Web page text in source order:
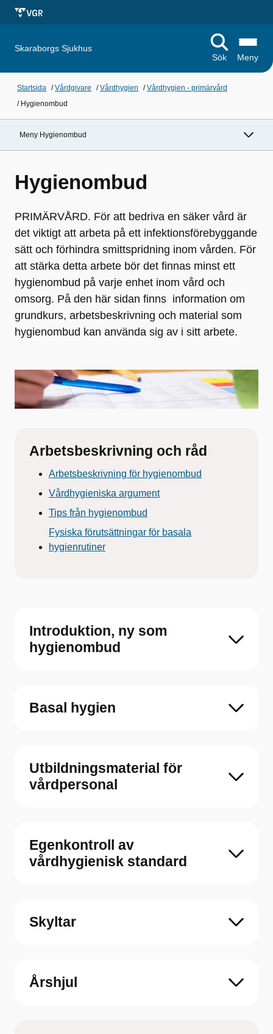
Skaraborgs Sjukhus
Sök
Meny
Startsida /Vårdgivare /Vårdhygien /Vårdhygien - primärvård
/ Hygienombud
Meny Hygienombud
Hygienombud
PRIMÄRVÅRD. För att bedriva en säker vård är
det viktigt att arbeta på ett infektionsförebyggande
sätt och förhindra smittspridning inom vården. För
att stärka detta arbete bör det finnas minst ett
hygienombud på varje enhet inom vård och
omsorg. På den här sidan finns information om
grundkurs, arbetsbeskrivning och material som
hygienombud kan använda sig av i sitt arbete.
Arbetsbeskrivning och råd
Arbetsbeskrivning för hygienombud
Vårdhygieniska argument
Tips från hygienombud
Fysiska förutsättningar för basala
hygienrutiner
Introduktion, ny som
hygienombud
Basal hygien
Utbildningsmaterial för
vårdpersonal
Egenkontroll av
vårdhygienisk standard
Skyltar
Årshjul